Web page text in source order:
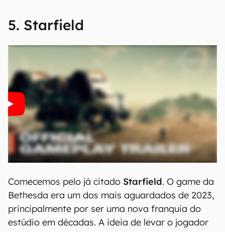
5. Starfield
Comecemos pelo já citado Starfield. O game da
Bethesda era um dos mais aguardados de 2023,
principalmente por ser uma nova franquia do
estúdio em décadas. A ideia de levar o jogador